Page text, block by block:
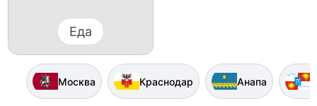
Еда
Москва Краснодар Анапа